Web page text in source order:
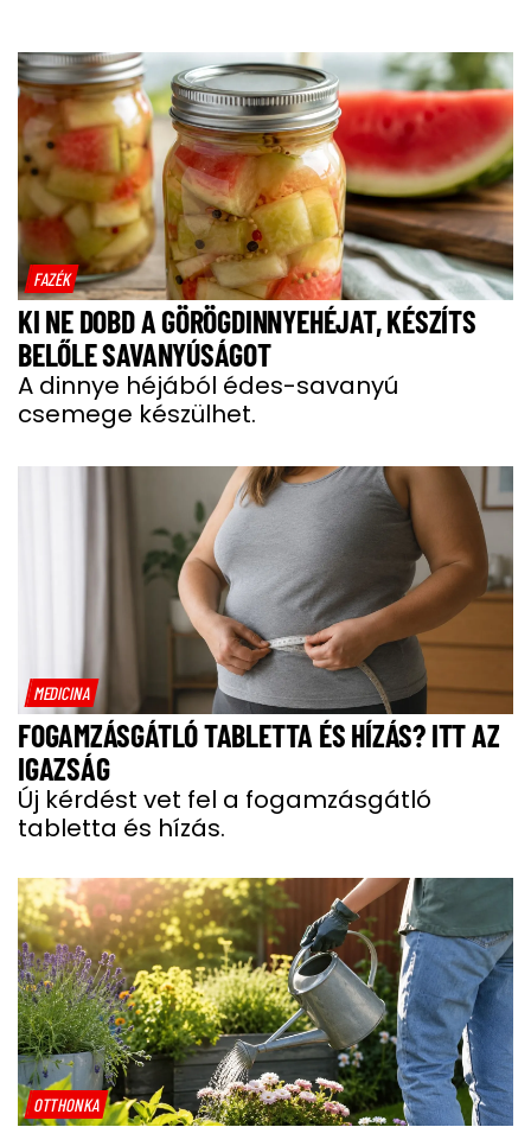
FAZÉK
KI NE DOBD A GÖRÖGDINNYEHÉJAT, KÉSZÍTS
BELŐLE SAVANYÚSÁGOT
A dinnye héjából édes-savanyú
csemege készülhet.
MEDICINA
FOGAMZÁSGÁTLÓ TABLETTA ÉS HÍZÁS? ITT AZ
IGAZSÁG
Új kérdést vet fel a fogamzásgátló
tabletta és hízás.
OTTHONKA